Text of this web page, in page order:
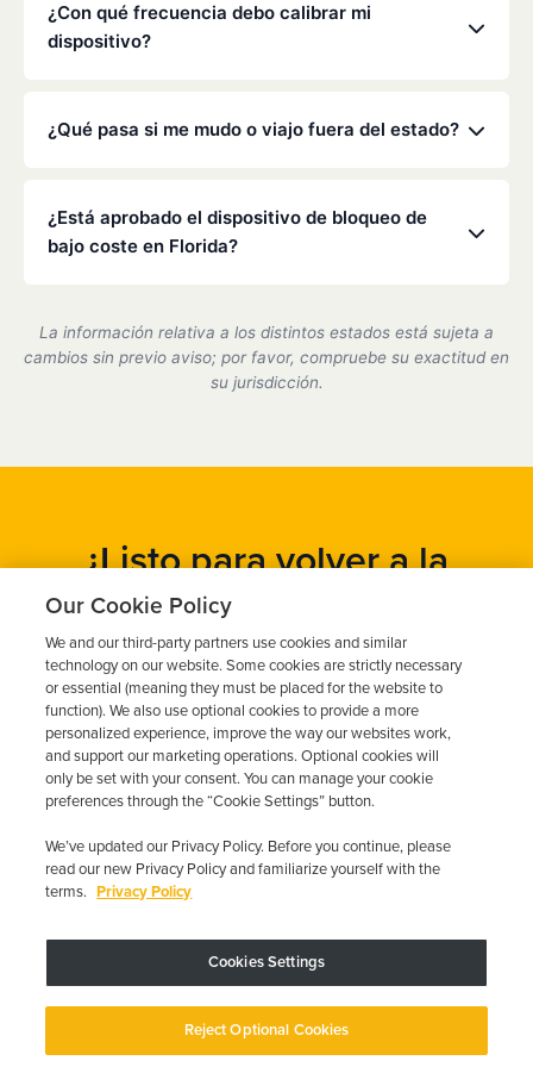
de bloqueo en cualquier vehículo que conduzca.
Consulte la orden específica del tribunal o de la
¿Con qué frecuencia debo calibrar mi
dispositivo?
calibración cada 30 a 90 días. Nuestros técnicos se
rápidas.
¿Qué pasa si me mudo o viajo fuera del estado?
te mudas o viajas, podemos ayudarte a coordinar el
servicio en uno de nuestros centros asociados.
¿Está aprobado el dispositivo de bloqueo de
bajo coste en Florida?
de encendido certificado por el estado de Florida y
cumplimos plenamente con todos los requisitos del
La información relativa a los distintos estados está sujeta a
cambios sin previo aviso; por favor, compruebe su exactitud en
su jurisdicción.
¿Listo para volver a la
carretera?
Obtén un presupuesto gratuito en cuestión de minutos y
programa tu instalación hoy mismo.
Solicita un presupuesto gratuito
El dispositivo puede variar según los requisitos estatales; se aplican
Política de privacidad Sus opciones de privacidad
accesibilidad Gestionar cookies
Our Cookie Policy
We and our third-party partners use cookies and similar
technology on our website. Some cookies are strictly necessary
or essential (meaning they must be placed for the website to
function). We also use optional cookies to provide a more
personalized experience, improve the way our websites work,
and support our marketing operations. Optional cookies will
only be set with your consent. You can manage your cookie
preferences through the “Cookie Settings” button.
We’ve updated our Privacy Policy. Before you continue, please
read our new Privacy Policy and familiarize yourself with the
terms. Privacy Policy
Cookies Settings
Reject Optional Cookies